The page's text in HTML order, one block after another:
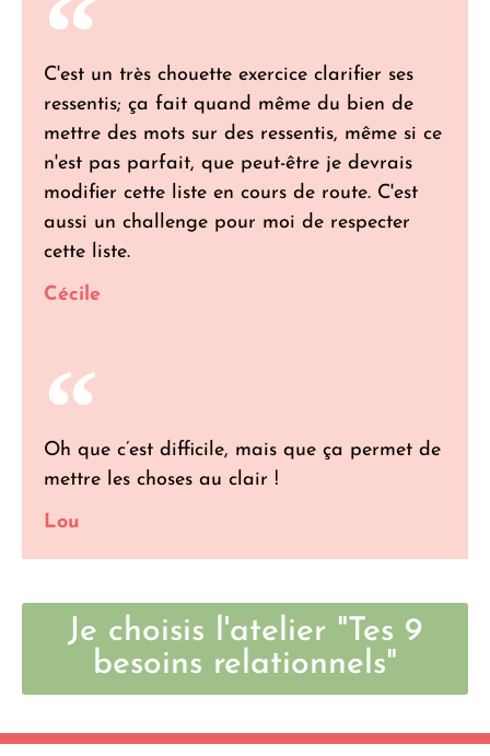
C'est un très chouette exercice clarifier ses
ressentis; ça fait quand même du bien de
mettre des mots sur des ressentis, même si ce
n'est pas parfait, que peut-être je devrais
modifier cette liste en cours de route. C'est
aussi un challenge pour moi de respecter
cette liste.
Cécile
Oh que c’est difficile, mais que ça permet de
mettre les choses au clair !
Lou
Je choisis l'atelier "Tes 9
besoins relationnels"